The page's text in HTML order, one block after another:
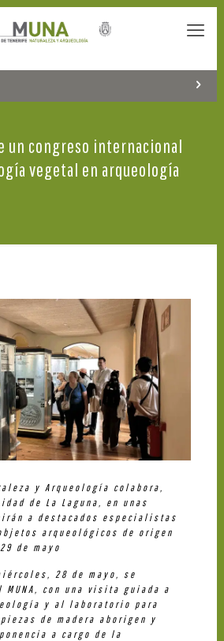
DE CANARIAS Y AMÉRICA
un congreso internacional
vegetal en arqueología
y Arqueología colabora,
de La Laguna, en unas
a destacados especialistas
arqueológicos de origen
de mayo
28 de mayo, se
con una visita guiada a
y al laboratorio para
de madera aborigen y
a cargo de la